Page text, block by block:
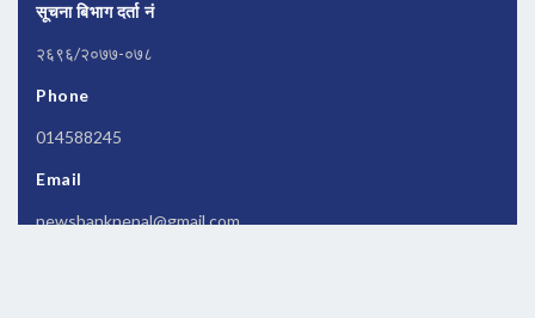
सूचना बिभाग दर्ता नं
२६९६/२०७७-०७८
Phone
014588245
Email
newsbanknepal@gmail.com